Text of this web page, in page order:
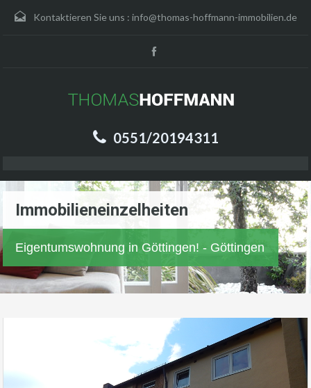
Kontaktieren Sie uns : info@thomas-hoffmann-immobilien.de
0551/20194311
Immobilieneinzelheiten
Eigentumswohnung in Göttingen! - Göttingen